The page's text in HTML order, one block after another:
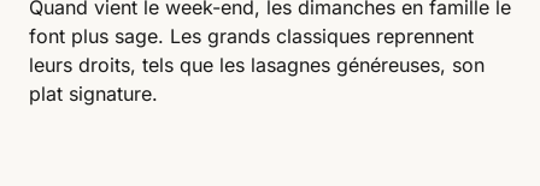
Quand vient le week-end, les dimanches en famille le
font plus sage. Les grands classiques reprennent
leurs droits, tels que les lasagnes généreuses, son
plat signature.